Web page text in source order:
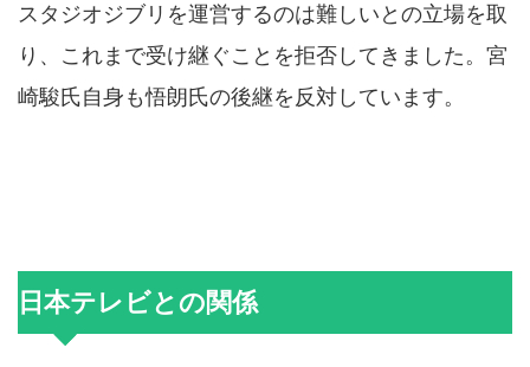
スタジオジブリを運営するのは難しいとの立場を取
り、これまで受け継ぐことを拒否してきました。宮
崎駿氏自身も悟朗氏の後継を反対しています。
日本テレビとの関係